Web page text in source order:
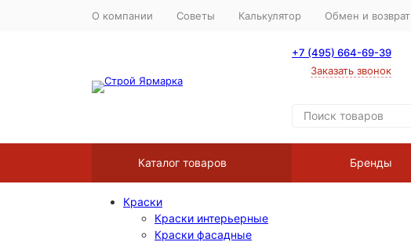
О компании Советы Калькулятор Обмен и возврат
+7 (495) 664-69-39
Заказать звонок
Каталог товаров Бренды
Краски
Краски интерьерные
Краски фасадные